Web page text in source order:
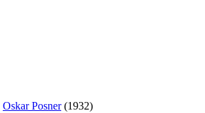
Oskar Posner(1932)